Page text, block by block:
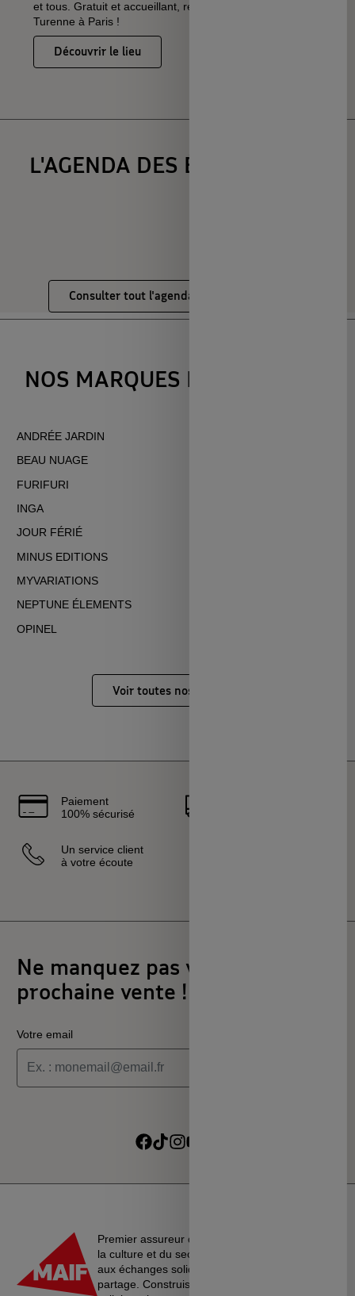
et tous. Gratuit et accueillant, rendez-vous au 37 rue de
Turenne à Paris !
Découvrir le lieu
L'AGENDA DES ÉVÉNEMENTS
Consulter tout l'agenda des événements
NOS MARQUES PARTENAIRES
ANDRÉE JARDIN
BEAU NUAGE
FURIFURI
INGA
JOUR FÉRIÉ
MINUS EDITIONS
MYVARIATIONS
NEPTUNE ÉLEMENTS
OPINEL
Voir toutes nos marques
Paiement
100% sécurisé
Un service client
à votre écoute
Ne manquez pas votre
prochaine vente !
Votre email
Je souhaite recevoir les alertes des ventes découvertes du
Premier assureur du monde de l’éducation, de
la culture et du secteur associatif, La MAIF croit
aux échanges solidaires, à l’entraide et au
partage. Construisons une société plus